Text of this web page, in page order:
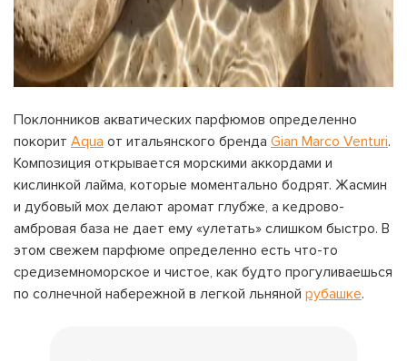
Поклонников акватических парфюмов определенно
покорит Aqua от итальянского бренда Gian Marco Venturi.
Композиция открывается морскими аккордами и
кислинкой лайма, которые моментально бодрят. Жасмин
и дубовый мох делают аромат глубже, а кедрово-
амбровая база не дает ему «улетать» слишком быстро. В
этом свежем парфюме определенно есть что-то
средиземноморское и чистое, как будто прогуливаешься
по солнечной набережной в легкой льняной рубашке.